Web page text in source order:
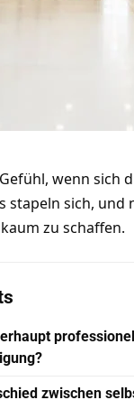
wenn sich
stapeln sich,
zu schaffen.
zwischen